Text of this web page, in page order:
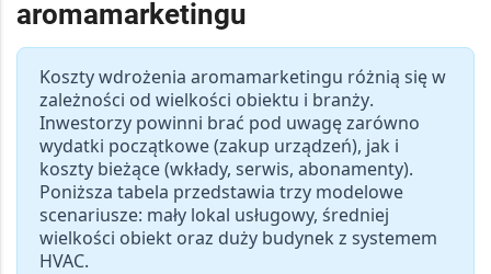
aromamarketingu
Koszty wdrożenia aromamarketingu różnią się w
zależności od wielkości obiektu i branży.
Inwestorzy powinni brać pod uwagę zarówno
wydatki początkowe(zakup urządzeń), jak i
koszty bieżące(wkłady, serwis, abonamenty).
Poniższa tabela przedstawia trzy modelowe
scenariusze: mały lokal usługowy, średniej
wielkości obiekt oraz duży budynek z systemem
HVAC.